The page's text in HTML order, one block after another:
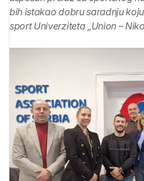
bih istakao dobru saradnju
sport Univerziteta „Union –